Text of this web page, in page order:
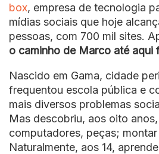
box, empresa de tecnologia
mídias sociais que hoje
pessoas, com 700 mil sites.
o caminho de Marco até aqui
Nascido em Gama, cidade
frequentou escola pública e
mais diversos problemas
Mas descobriu, aos oito
computadores, peças; montar
Naturalmente, aos 14,